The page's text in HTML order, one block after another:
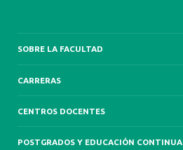
SOBRE LA FACULTAD
CARRERAS
CENTROS DOCENTES
POSTGRADOS Y EDUCACIÓN CONTINUA